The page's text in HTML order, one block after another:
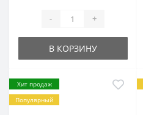
- +
В КОРЗИНУ
Хит продаж
Популярный